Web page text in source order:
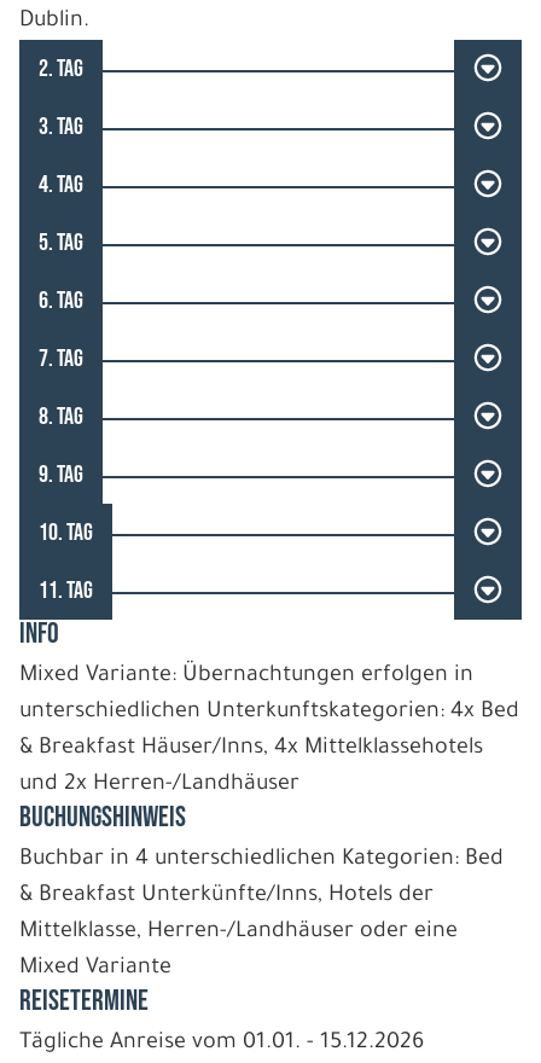
Dublin.
2. TAG
3. TAG
4. TAG
5. TAG
6. TAG
7. TAG
8. TAG
9. TAG
10. TAG
11. TAG
INFO
Mixed Variante: Übernachtungen erfolgen in
unterschiedlichen Unterkunftskategorien: 4x Bed
& Breakfast Häuser/Inns, 4x Mittelklassehotels
und 2x Herren-/Landhäuser
BUCHUNGSHINWEIS
Buchbar in 4 unterschiedlichen Kategorien: Bed
& Breakfast Unterkünfte/Inns, Hotels der
Mittelklasse, Herren-/Landhäuser oder eine
Mixed Variante
REISETERMINE
Tägliche Anreise vom 01.01. - 15.12.2026